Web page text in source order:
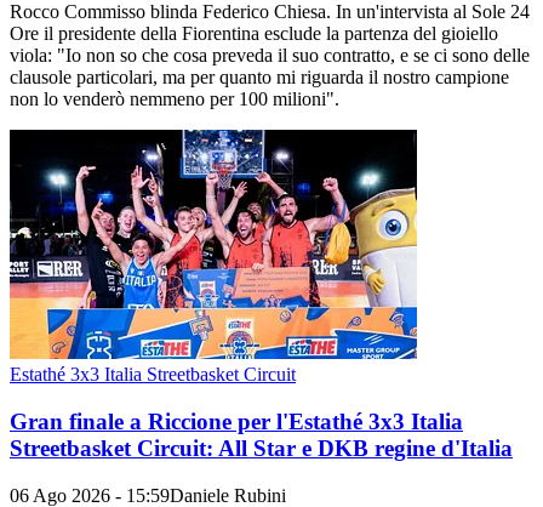
Rocco Commisso blinda Federico Chiesa. In un'intervista al Sole 24
Ore il presidente della Fiorentina esclude la partenza del gioiello
viola: "Io non so che cosa preveda il suo contratto, e se ci sono delle
clausole particolari, ma per quanto mi riguarda il nostro campione
non lo venderò nemmeno per 100 milioni".
Estathé 3x3 Italia Streetbasket Circuit
Gran finale a Riccione per l'Estathé 3x3 Italia
Streetbasket Circuit: All Star e DKB regine d'Italia
06 Ago 2026 - 15:59Daniele Rubini